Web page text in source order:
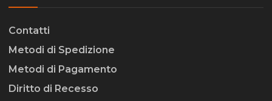
Contatti
Metodi di Spedizione
Metodi di Pagamento
Diritto di Recesso